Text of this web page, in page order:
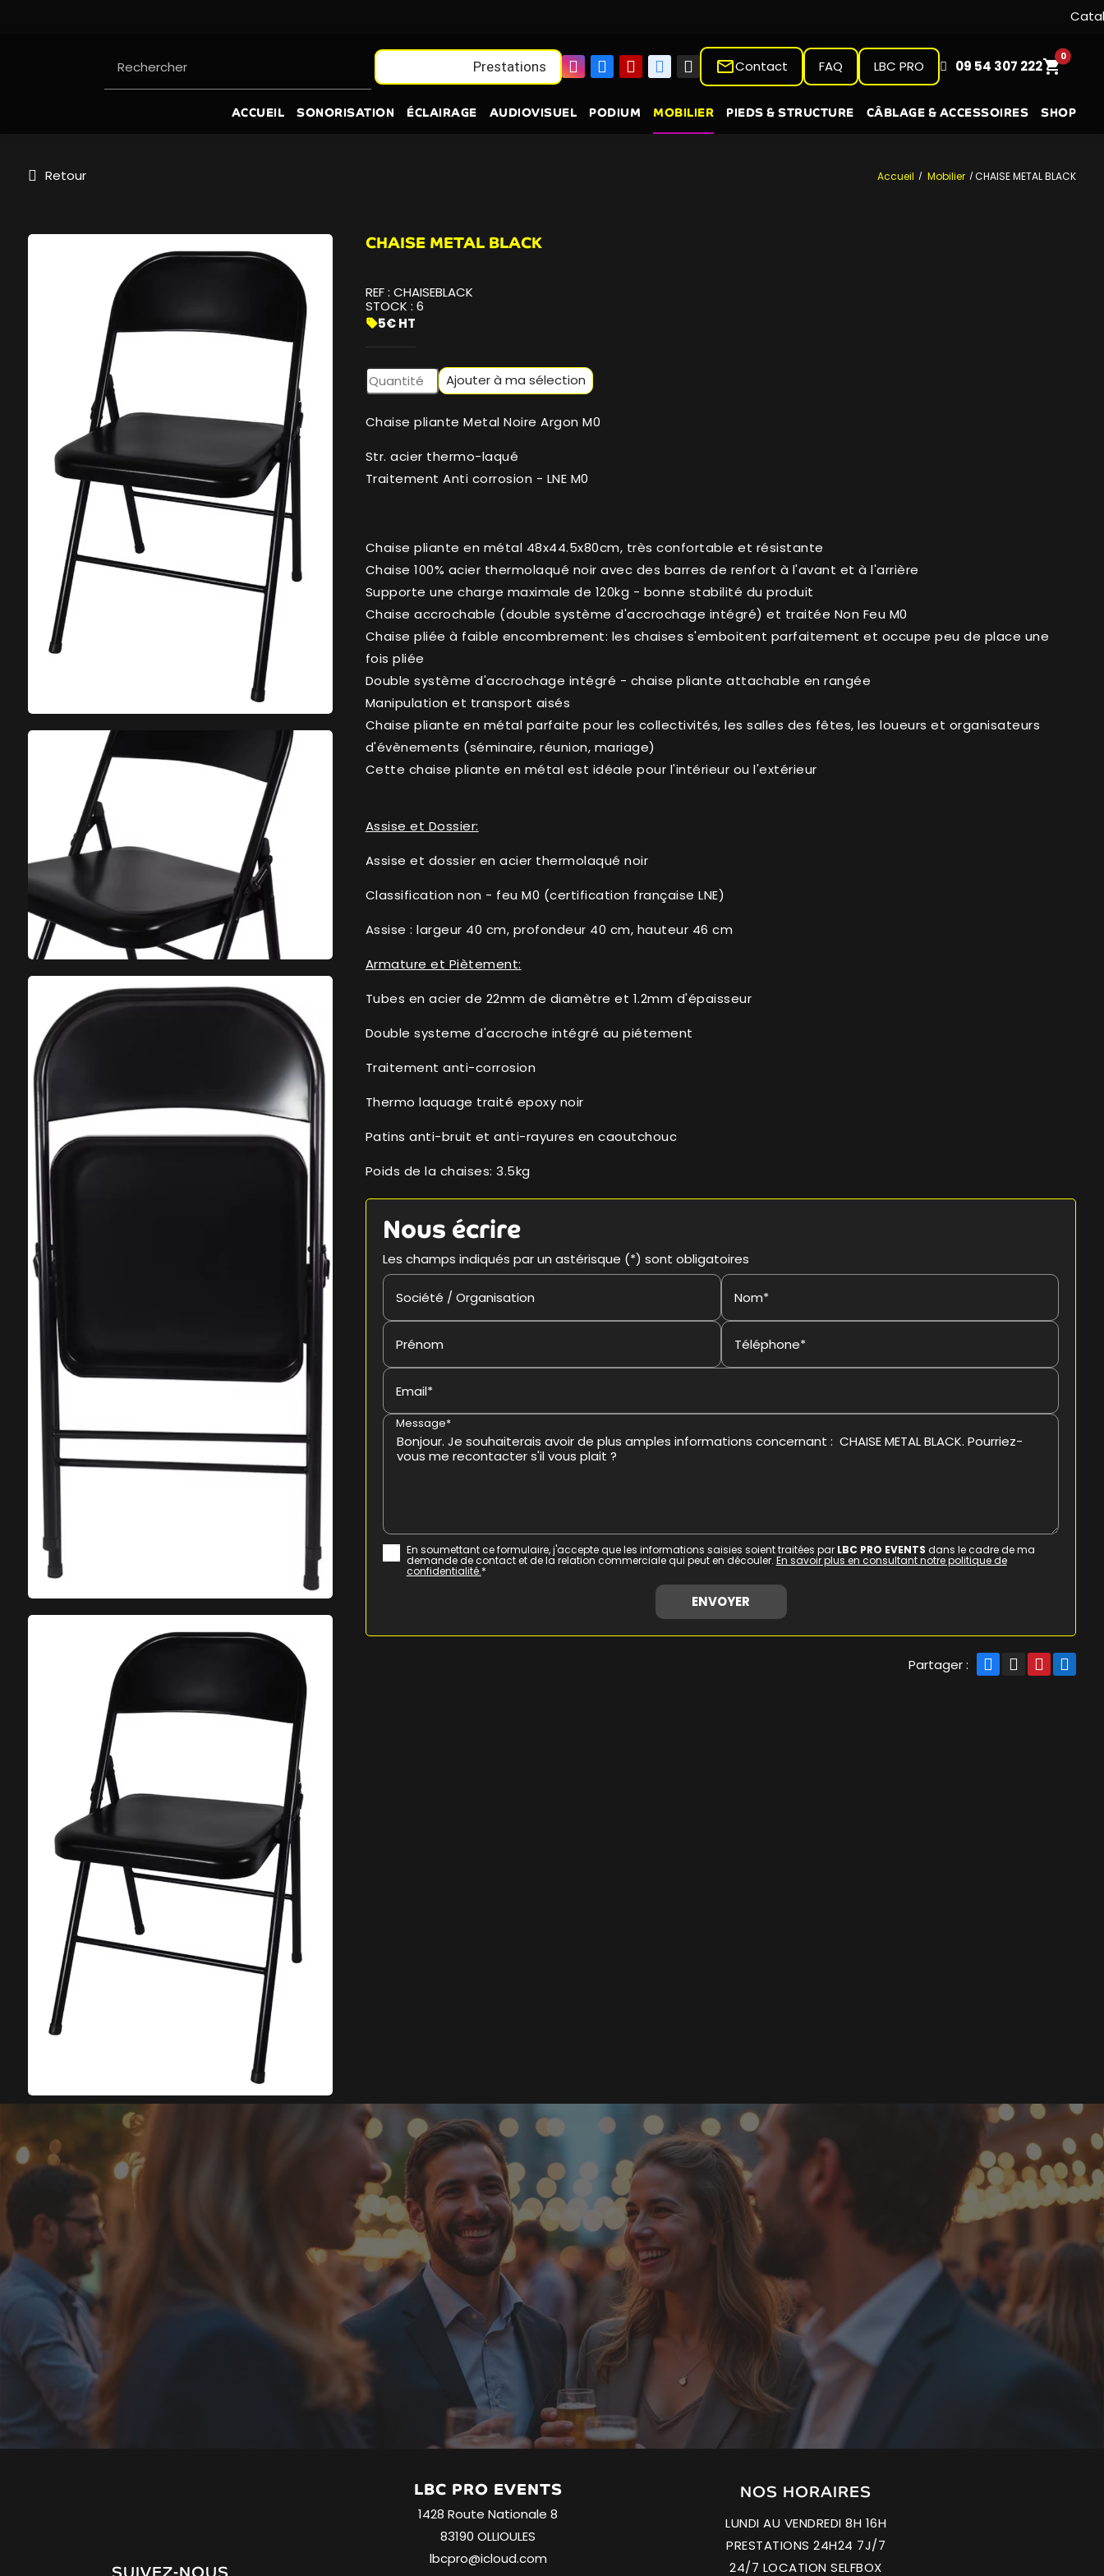
Rechercher Prestations mail_outlineContact FAQ LBC PRO 09 54 307 222shopping_cart
0
ACCUEIL SONORISATION ÉCLAIRAGE AUDIOVISUEL PODIUM MOBILIER PIEDS & STRUCTURE CÂBLAGE & ACCESSOIRES SHOP
Accueil Mobilier CHAISE METAL BLACK
Retour
CHAISE METAL BLACK
REF : CHAISEBLACK
STOCK : 6
sell5€ HT
Ajouter à ma sélection
Chaise pliante Metal Noire Argon M0
Str. acier thermo-laqué
Traitement Anti corrosion - LNE M0
Chaise pliante en métal 48x44.5x80cm, très confortable et résistante
Chaise 100% acier thermolaqué noir avec des barres de renfort à l'avant et à l'arrière
Supporte une charge maximale de 120kg - bonne stabilité du produit
Chaise accrochable (double système d'accrochage intégré) et traitée Non Feu M0
Chaise pliée à faible encombrement: les chaises s'emboitent parfaitement et occupe peu de place une
fois pliée
Double système d'accrochage intégré - chaise pliante attachable en rangée
Manipulation et transport aisés
Chaise pliante en métal parfaite pour les collectivités, les salles des fêtes, les loueurs et organisateurs
d'évènements (séminaire, réunion, mariage)
Cette chaise pliante en métal est idéale pour l'intérieur ou l'extérieur
Assise et Dossier:
Assise et dossier en acier thermolaqué noir
Classification non - feu M0 (certification française LNE)
Assise : largeur 40 cm, profondeur 40 cm, hauteur 46 cm
Armature et Piètement:
Tubes en acier de 22mm de diamètre et 1.2mm d'épaisseur
Double systeme d'accroche intégré au piétement
Traitement anti-corrosion
Thermo laquage traité epoxy noir
Patins anti-bruit et anti-rayures en caoutchouc
Poids de la chaises: 3.5kg
Nous écrire
Les champs indiqués par un astérisque (*) sont obligatoires
Société / Organisation Nom*
Prénom Téléphone*
Email*
Message*
En soumettant ce formulaire, j'accepte que les informations saisies soient traitées par LBC PRO EVENTS dans le cadre de ma
demande de contact et de la relation commerciale qui peut en découler. En savoir plus en consultant notre politique de
confidentialité.*
Partager :
LBC PRO EVENTS
1428 Route Nationale 8
83190 OLLIOULES
lbcpro@icloud.com
NOS HORAIRES
LUNDI AU VENDREDI 8H 16H
PRESTATIONS 24H24 7J/7
24/7 LOCATION SELFBOX